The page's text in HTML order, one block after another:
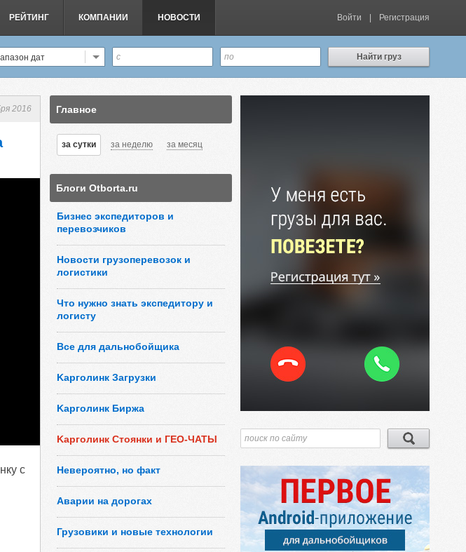
РЕЙТИНГ КОМПАНИИ НОВОСТИ Войти Регистрация
дат Найти груз
2016
с
Главное
за сутки за неделю за месяц
Блоги Otborta.ru
Бизнес экспедиторов и
перевозчиков
Новости грузоперевозок и
логистики
Что нужно знать экспедитору и
логисту
Все для дальнобойщика
Kарголинк Загрузки
Kарголинк Биржа
Kарголинк Стоянки и ГЕО-ЧАТЫ
Невероятно, но факт
Аварии на дорогах
Грузовики и новые технологии